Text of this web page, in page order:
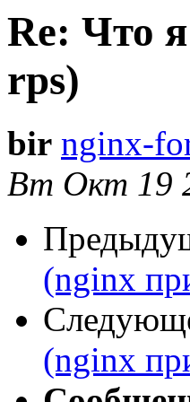
Re: Что
rps)
bir nginx-
Вт Окт 19
(nginx
(nginx